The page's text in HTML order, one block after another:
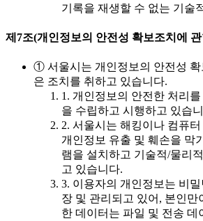
기록을 재생할 수 없는 기술
제7조(개인정보의 안전성 확보조치에
① 서울시는 개인정보의 안전성
은 조치를 취하고 있습니다.
1. 개인정보의 안전한 처리
을 수립하고 시행하고 있습
2. 서울시는 해킹이나 컴퓨
개인정보 유출 및 훼손을 막
램을 설치하고 기술적/물리
고 있습니다.
3. 이용자의 개인정보는 비
장 및 관리되고 있어, 본인만
한 데이터는 파일 및 전송